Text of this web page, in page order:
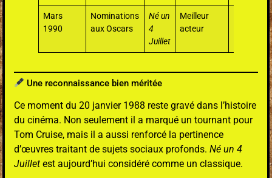
Mars
1990
Nominations
aux Oscars
Né un
4
Juillet
Meilleur
acteur
Une reconnaissance bien méritée
Ce moment du 20 janvier 1988 reste gravé dans l’histoire
du cinéma. Non seulement il a marqué un tournant pour
Tom Cruise, mais il a aussi renforcé la pertinence
d’œuvres traitant de sujets sociaux profonds. Né un 4
Juillet est aujourd’hui considéré comme un classique.